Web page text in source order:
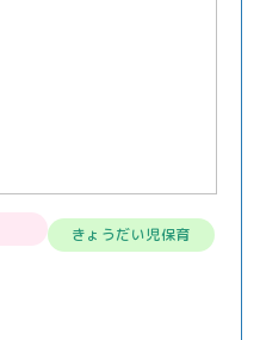
きょうだい児保育